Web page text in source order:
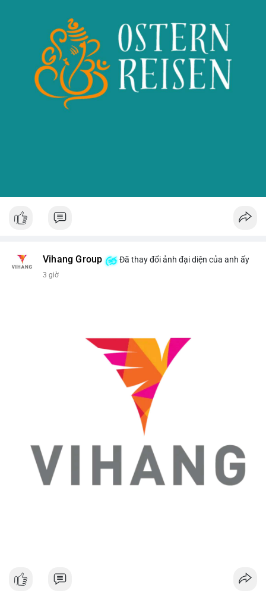
Vihang Group Đã thay đổi ảnh đại diện của anh ấy
3 giờ